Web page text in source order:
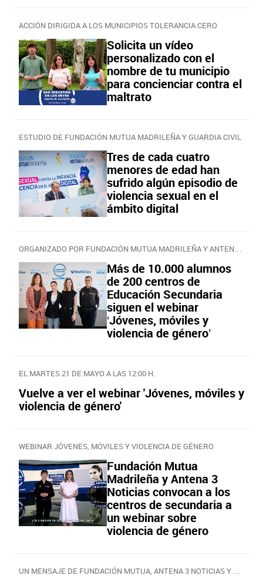
ACCIÓN DIRIGIDA A LOS MUNICIPIOS TOLERANCIA CERO
Solicita un vídeo
personalizado con el
nombre de tu municipio
para concienciar contra el
maltrato
ESTUDIO DE FUNDACIÓN MUTUA MADRILEÑA Y GUARDIA CIVIL
Tres de cada cuatro
menores de edad han
sufrido algún episodio de
violencia sexual en el
ámbito digital
ORGANIZADO POR FUNDACIÓN MUTUA MADRILEÑA Y ANTENA 3 NOTICIAS
Más de 10.000 alumnos
de 200 centros de
Educación Secundaria
siguen el webinar
‘Jóvenes, móviles y
violencia de género’
EL MARTES 21 DE MAYO A LAS 12:00 H.
Vuelve a ver el webinar 'Jóvenes, móviles y
violencia de género'
WEBINAR JÓVENES, MÓVILES Y VIOLENCIA DE GÉNERO
Fundación Mutua
Madrileña y Antena 3
Noticias convocan a los
centros de secundaria a
un webinar sobre
violencia de género
UN MENSAJE DE FUNDACIÓN MUTUA, ANTENA 3 NOTICIAS Y POLICÍA NACIONAL